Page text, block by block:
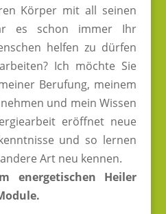
Körper mit all seinen
es schon immer Ihr
helfen zu dürfen
Ich möchte Sie
Berufung, meinem
und mein Wissen
eröffnet neue
und so lernen
Art neu kennen.
energetischen Heiler